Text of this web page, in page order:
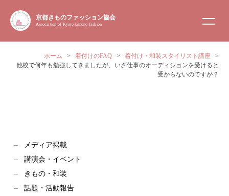
京都きものファッション協会
Association of Kyoto kimono fashion
ホーム > 着付けのFAQ > 着付け・和装スタイリスト講座
>
他校で何年も勉強してきましたが、いざ仕事のオーディションを受けると
受からないのですが？
メディア掲載
講演会・イベント
きもの・和装
話題・活動報告